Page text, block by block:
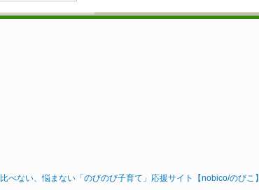
比べない、悩まない「のびのび子育て」応援サイト【nobico/のびこ】